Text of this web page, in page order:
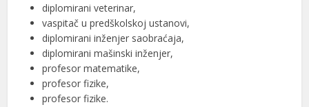
diplomirani veterinar,
vaspitač u predškolskoj ustanovi,
diplomirani inženjer saobraćaja,
diplomirani mašinski inženjer,
profesor matematike,
profesor fizike,
profesor fizike.